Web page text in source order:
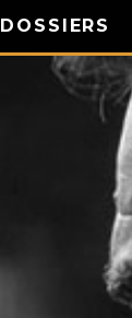
DOSSIERS